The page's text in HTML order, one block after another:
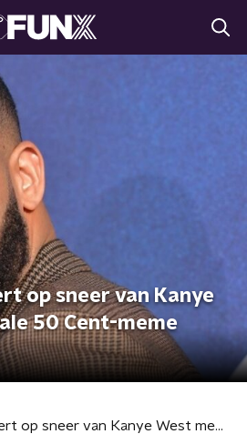
op sneer van Kanye
50 Cent-meme
Drake reageert op sneer van Kanye West met virale 50 Cent-meme